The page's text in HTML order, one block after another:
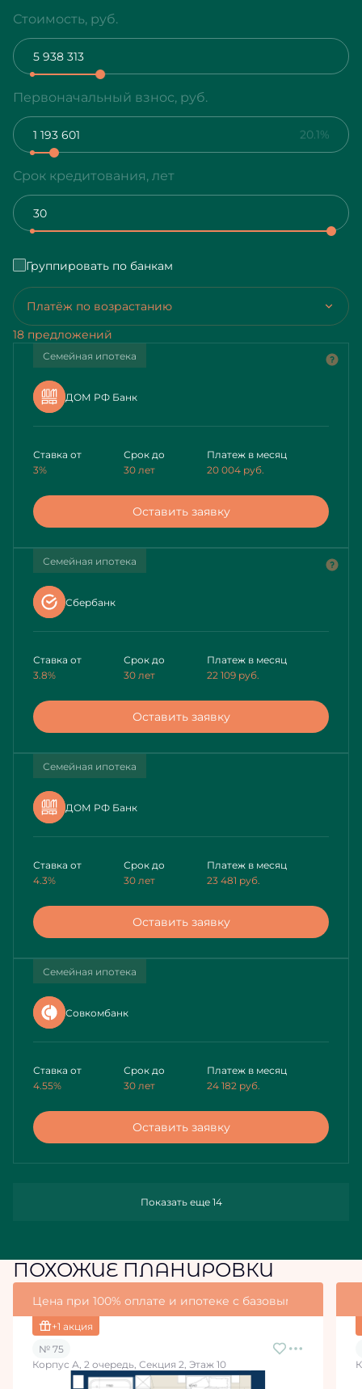
Стоимость, руб.
Первоначальный взнос, руб.
20.1%
Срок кредитования, лет
Группировать по банкам
Платёж по возрастанию
18 предложений
Семейная ипотека
ДОМ РФ Банк
Ставка от
3%
Срок до
30 лет
Платеж в месяц
20 004 руб.
Оставить заявку
Семейная ипотека
Сбербанк
Ставка от
3.8%
Срок до
30 лет
Платеж в месяц
22 109 руб.
Оставить заявку
Семейная ипотека
ДОМ РФ Банк
Ставка от
4.3%
Срок до
30 лет
Платеж в месяц
23 481 руб.
Оставить заявку
Семейная ипотека
Совкомбанк
Ставка от
4.55%
Срок до
30 лет
Платеж в месяц
24 182 руб.
Оставить заявку
Показать еще 14
ПОХОЖИЕ ПЛАНИРОВКИ
Цена при 100% оплате и ипотеке с базовыми
+1 акция
№ 75
Корпус А, 2 очередь, Секция 2, Этаж 10